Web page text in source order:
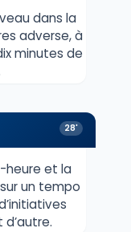
dans la
adverse, à
minutes de
28'
heure et la
un tempo